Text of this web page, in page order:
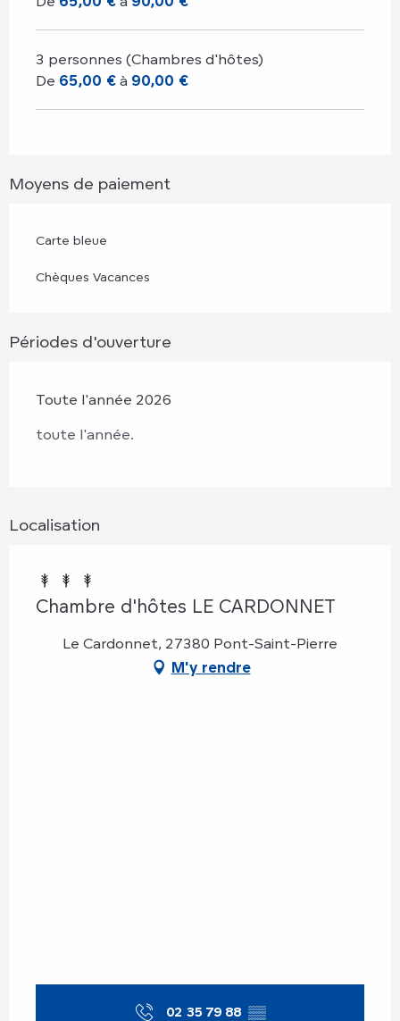
3 personnes (Chambres d'hôtes)
De 65,00 € à 90,00 €
Moyens de paiement
Carte bleue
Chèques Vacances
Périodes d'ouverture
Toute l'année 2026
toute l'année.
Localisation
Chambre d'hôtes LE CARDONNET
Le Cardonnet, 27380 Pont-Saint-Pierre
M'y rendre
02 35 79 88 ▒▒